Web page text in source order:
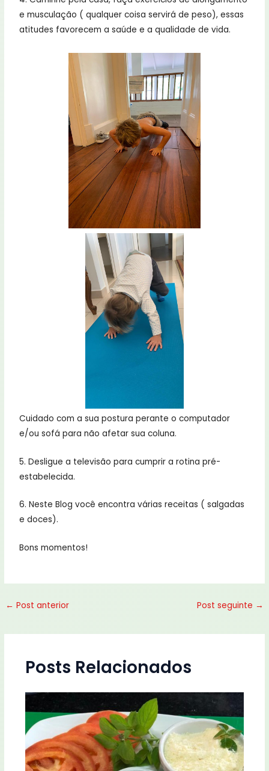
e musculação ( qualquer coisa servirá de peso), essas
atitudes favorecem a saúde e a qualidade de vida.
Cuidado com a sua postura perante o computador
e/ou sofá para não afetar sua coluna.
5. Desligue a televisão para cumprir a rotina pré-
estabelecida.
6. Neste Blog você encontra várias receitas ( salgadas
e doces).
Bons momentos!
← Post anterior Post seguinte →
Posts Relacionados